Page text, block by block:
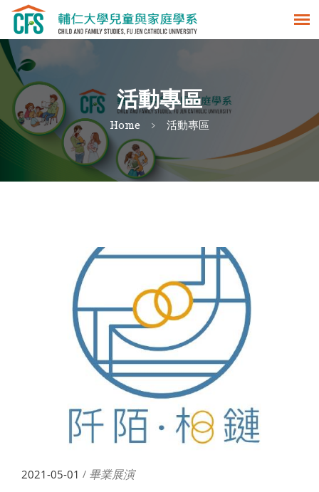
活動專區
Home 活動專區
2021-05-01 / 畢業展演